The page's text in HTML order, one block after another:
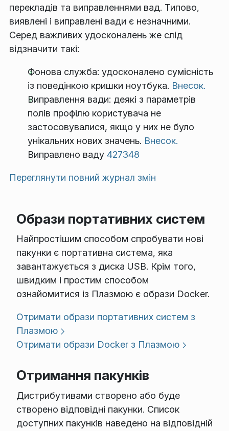
перекладів та виправленнями вад. Типово,
виявлені і виправлені вади є незначними.
Серед важливих удосконалень же слід
відзначити такі:
Фонова служба: удосконалено сумісність
із поведінкою кришки ноутбука. Внесок.
Виправлення вади: деякі з параметрів
полів профілю користувача не
застосовувалися, якщо у них не було
унікальних нових значень. Внесок.
Виправлено ваду 427348
Переглянути повний журнал змін
Образи портативних систем
Найпростішим способом спробувати нові
пакунки є портативна система, яка
завантажується з диска USB. Крім того,
швидким і простим способом
ознайомитися із Плазмою є образи Docker.
Отримати образи портативних систем з
Плазмою
Отримати образи Docker з Плазмою
Отримання пакунків
Дистрибутивами створено або буде
створено відповідні пакунки. Список
доступних пакунків наведено на відповідній